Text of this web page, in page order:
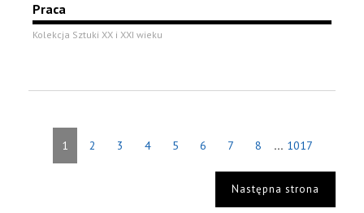
Praca
Kolekcja Sztuki XX i XXI wieku
1 2 3 4 5 6 7 8 ... 1017
Następna strona